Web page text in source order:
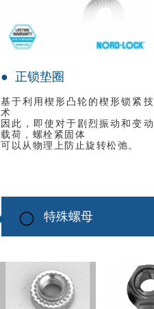
特殊螺母
⚪
● 正锁垫圈
基于利用楔形凸轮的楔形锁紧技
术
因此，即使对于剧烈振动和变动
载荷，螺栓紧固体
可以从物理上防止旋转松弛。